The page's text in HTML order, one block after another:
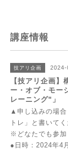
講座情報
技アリ企画 2024-
【技アリ企画
ー・オブ・モー
レーニング"」
▲申し込みの場合
トレ」と書いてく
※どなたでも参加
●日時：2024年4